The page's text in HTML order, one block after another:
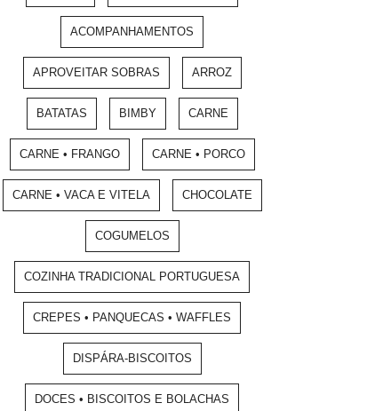
ACOMPANHAMENTOS
APROVEITAR SOBRAS ARROZ
BATATAS BIMBY CARNE
CARNE • FRANGO CARNE • PORCO
CARNE • VACA E VITELA CHOCOLATE
COGUMELOS
COZINHA TRADICIONAL PORTUGUESA
CREPES • PANQUECAS • WAFFLES
DISPÁRA-BISCOITOS
DOCES • BISCOITOS E BOLACHAS